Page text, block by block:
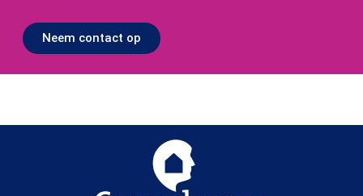
Neem contact op